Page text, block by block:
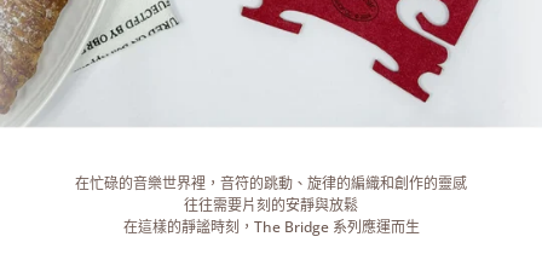
在忙碌的音樂世界裡，音符的跳動、旋律的編織和創作的靈感
往往需要片刻的安靜與放鬆
在這樣的靜謐時刻，The Bridge 系列應運而生